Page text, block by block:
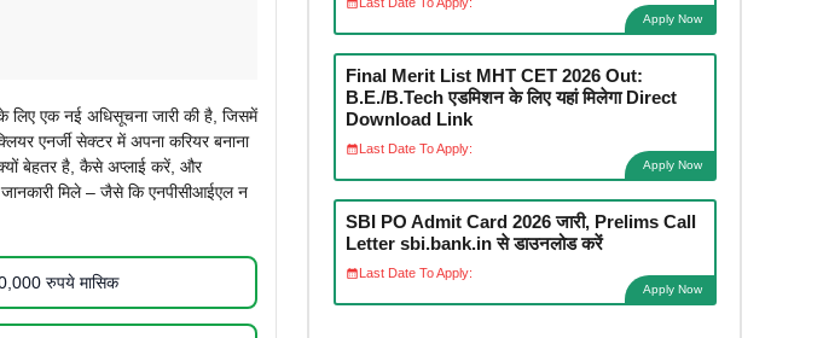
लिए एक नई अधिसूचना जारी की है, जिसमें
एनर्जी सेक्टर में अपना करियर बनाना
बेहतर है, कैसे अप्लाई करें, और
मिले – जैसे कि एनपीसीआईएल न
रुपये मासिक
Apply Now
Final Merit List MHT CET 2026 Out:
B.E./B.Tech एडमिशन के लिए यहां मिलेगा Direct
Download Link
Last Date To Apply:
Apply Now
SBI PO Admit Card 2026 जारी, Prelims Call
Letter sbi.bank.in से डाउनलोड करें
Last Date To Apply:
Apply Now